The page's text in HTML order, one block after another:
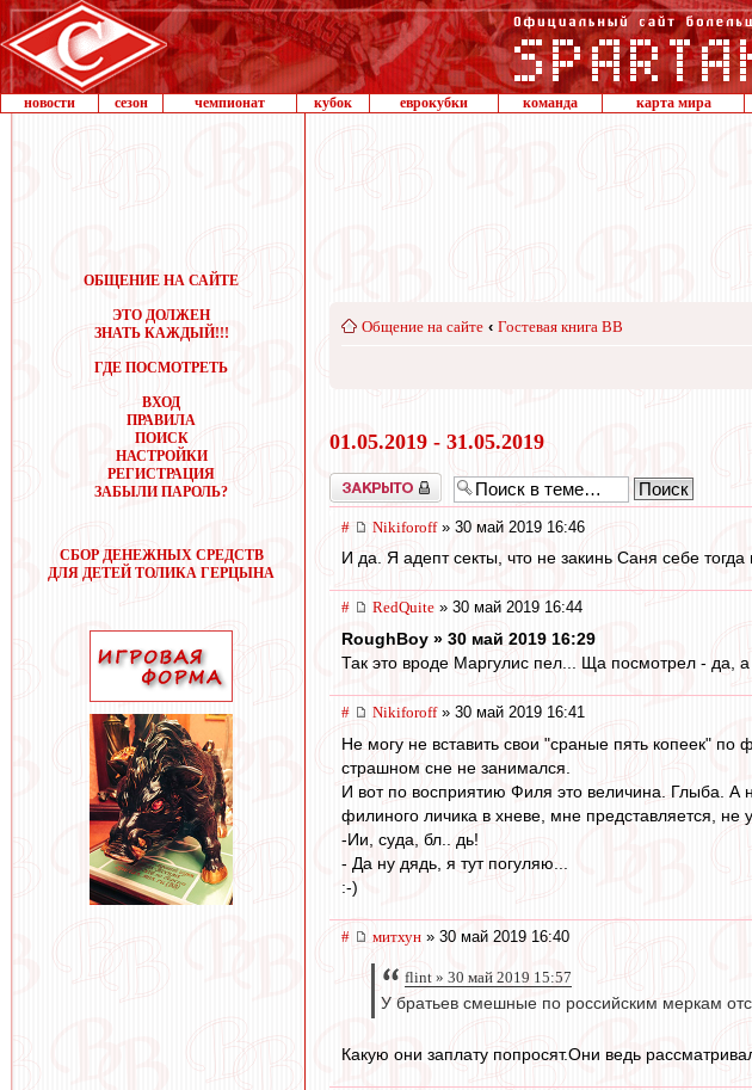
новости сезон чемпионат кубок еврокубки команда карта мира
ОБЩЕНИЕ НА САЙТЕ
ЭТО ДОЛЖЕН
ЗНАТЬ КАЖДЫЙ!!!
ГДЕ ПОСМОТРЕТЬ
ВХОД
ПРАВИЛА
ПОИСК
НАСТРОЙКИ
РЕГИСТРАЦИЯ
ЗАБЫЛИ ПАРОЛЬ?
СБОР ДЕНЕЖНЫХ СРЕДСТВ
ДЛЯ ДЕТЕЙ ТОЛИКА ГЕРЦЫНА
Общение на сайте ‹ Гостевая книга ВВ
01.05.2019 - 31.05.2019
Закрыто
# Nikiforoff» 30 май 2019 16:46
И да. Я адепт секты, что не закинь Саня себе
# RedQuite » 30 май 2019 16:44
RoughBoy » 30 май 2019 16:29
Так это вроде Маргулис пел... Ща посмотрел - да, а
# Nikiforoff» 30 май 2019 16:41
Не могу не вставить свои "сраные пять копеек"
страшном сне не занимался.
И вот по восприятию Филя это величина. Глыба. А
филиного личика в хневе, мне представляется, не
-Ии, суда, бл.. дь!
- Да ну дядь, я тут погуляю...
:-)
# митхун » 30 май 2019 16:40
flint » 30 май 2019 15:57
У братьев смешные по российским меркам
Какую они заплату попросят.Они ведь